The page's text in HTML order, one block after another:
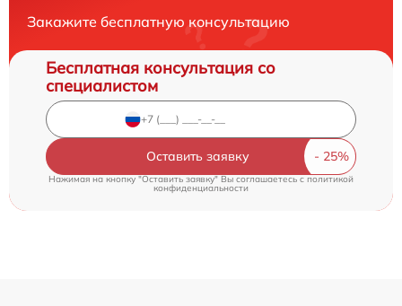
Закажите бесплатную консультацию
Бесплатная консультация со
специалистом
Оставить заявку
Нажимая на кнопку "Оставить заявку" Вы соглашаетесь cполитикой
конфиденциальности